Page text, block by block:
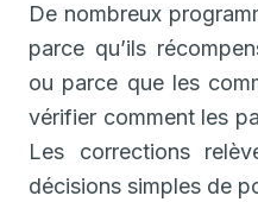
De nombreux
parce qu’ils
ou parce que les
vérifier comment les
Les corrections
décisions simples de